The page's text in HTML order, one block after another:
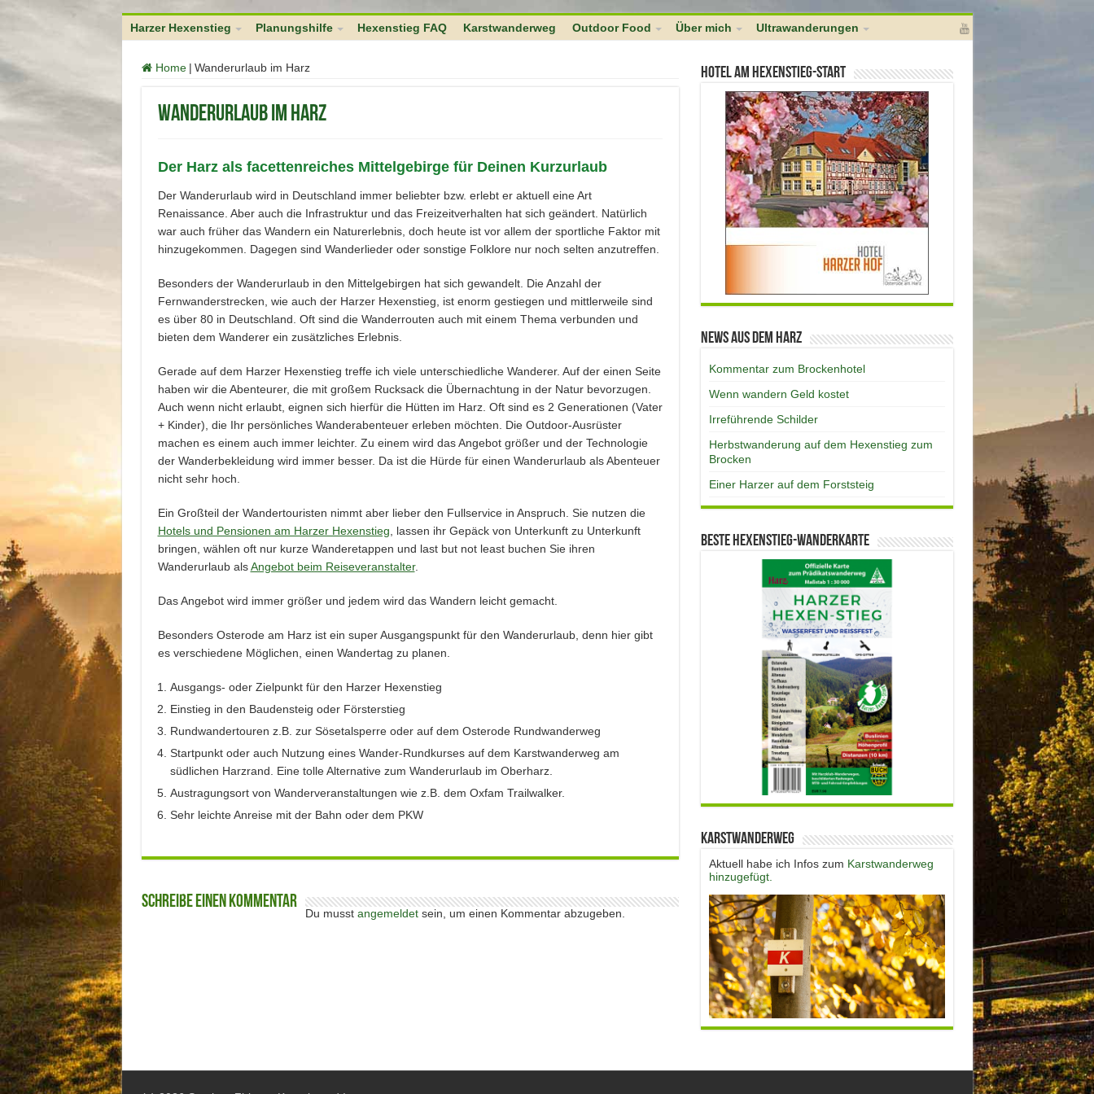
Harzer Hexenstieg
Planungshilfe Hexenstieg FAQ Karstwanderweg Outdoor Food Über mich Ultrawanderungen
Home | Wanderurlaub im Harz
Wanderurlaub im Harz
Der Harz als facettenreiches Mittelgebirge für Deinen Kurzurlaub
Der Wanderurlaub wird in Deutschland immer beliebter bzw. erlebt er aktuell eine Art
Renaissance. Aber auch die Infrastruktur und das Freizeitverhalten hat sich geändert. Natürlich
war auch früher das Wandern ein Naturerlebnis, doch heute ist vor allem der sportliche Faktor mit
hinzugekommen. Dagegen sind Wanderlieder oder sonstige Folklore nur noch selten anzutreffen.
Besonders der Wanderurlaub in den Mittelgebirgen hat sich gewandelt. Die Anzahl der
Fernwanderstrecken, wie auch der Harzer Hexenstieg, ist enorm gestiegen und mittlerweile sind
es über 80 in Deutschland. Oft sind die Wanderrouten auch mit einem Thema verbunden und
bieten dem Wanderer ein zusätzliches Erlebnis.
Gerade auf dem Harzer Hexenstieg treffe ich viele unterschiedliche Wanderer. Auf der einen Seite
haben wir die Abenteurer, die mit großem Rucksack die Übernachtung in der Natur bevorzugen.
Auch wenn nicht erlaubt, eignen sich hierfür die Hütten im Harz. Oft sind es 2 Generationen (Vater
+ Kinder), die Ihr persönliches Wanderabenteuer erleben möchten. Die Outdoor-Ausrüster
machen es einem auch immer leichter. Zu einem wird das Angebot größer und der Technologie
der Wanderbekleidung wird immer besser. Da ist die Hürde für einen Wanderurlaub als Abenteuer
nicht sehr hoch.
Ein Großteil der Wandertouristen nimmt aber lieber den Fullservice in Anspruch. Sie nutzen die
Hotels und Pensionen am Harzer Hexenstieg , lassen ihr Gepäck von Unterkunft zu Unterkunft
bringen, wählen oft nur kurze Wanderetappen und last but not least buchen Sie ihren
Wanderurlaub alsAngebot beim Reiseveranstalter.
Das Angebot wird immer größer und jedem wird das Wandern leicht gemacht.
Besonders Osterode am Harz ist ein super Ausgangspunkt für den Wanderurlaub, denn hier gibt
es verschiedene Möglichen, einen Wandertag zu planen.
Ausgangs- oder Zielpunkt für den Harzer Hexenstieg
Einstieg in den Baudensteig oder Försterstieg
Rundwandertouren z.B. zur Sösetalsperre oder auf dem Osterode Rundwanderweg
Startpunkt oder auch Nutzung eines Wander-Rundkurses auf dem Karstwanderweg am
südlichen Harzrand. Eine tolle Alternative zum Wanderurlaub im Oberharz.
Austragungsort von Wanderveranstaltungen wie z.B. dem Oxfam Trailwalker.
Sehr leichte Anreise mit der Bahn oder dem PKW
Schreibe einen Kommentar
Du musst angemeldetsein, um einen Kommentar abzugeben.
Hotel am Hexenstieg-Start
News aus dem Harz
Kommentar zum Brockenhotel
Wenn wandern Geld kostet
Irreführende Schilder
Herbstwanderung auf dem Hexenstieg zum
Brocken
Einer Harzer auf dem Forststeig
Beste Hexenstieg-Wanderkarte
Karstwanderweg
Aktuell habe ich Infos zum Karstwanderweg
hinzugefügt.